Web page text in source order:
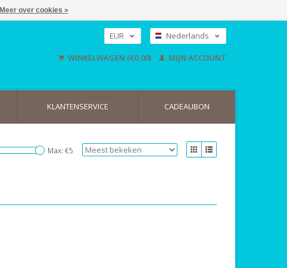
EUR
USD
Nederlands
English
WINKELWAGEN (€0,00) MIJN ACCOUNT
KLANTENSERVICE CADEAUBON
Max: €5
Meer over cookies »